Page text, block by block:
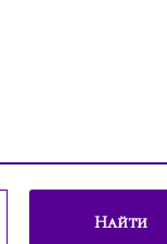
Найти